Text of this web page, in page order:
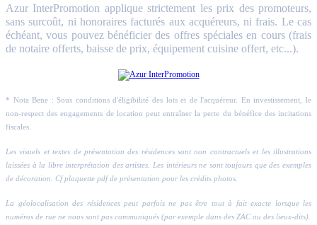
Azur InterPromotion applique strictement les prix des promoteurs,
sans surcoût, ni honoraires facturés aux acquéreurs, ni frais. Le cas
échéant, vous pouvez bénéficier des offres spéciales en cours (frais
de notaire offerts, baisse de prix, équipement cuisine offert, etc...).
* Nota Bene : Sous conditions d'éligibilité des lots et de l'acquéreur. En investissement, le
non-respect des engagements de location peut entraîner la perte du bénéfice des incitations
fiscales.
Les visuels et textes de présentation des résidences sont non contractuels et les illustrations
laissées à la libre interprétation des artistes. Les intérieurs ne sont toujours que des exemples
de décoration. Cf plaquette pdf de présentation pour les crédits photos.
La géolocalisation des résidences peut parfois ne pas être tout à fait exacte lorsque les
numéros de rue ne nous sont pas communiqués (par exemple dans des ZAC ou des lieux-dits).